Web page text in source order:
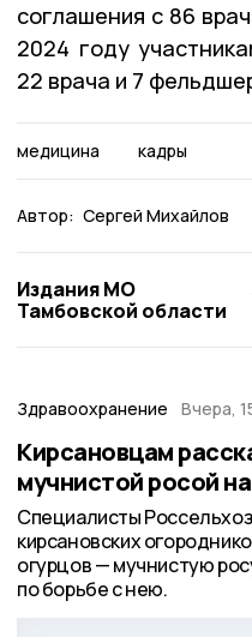
соглашения с 86
2024 году
22 врача и 7
медицина кадры
Автор: Сергей Михайлов
Издания МО
Тамбовской области
Здравоохранение Вчера,
Кирсановцам
мучнистой росой
Специалисты
кирсановских
огурцов — мучнистую
по борьбе с нею.